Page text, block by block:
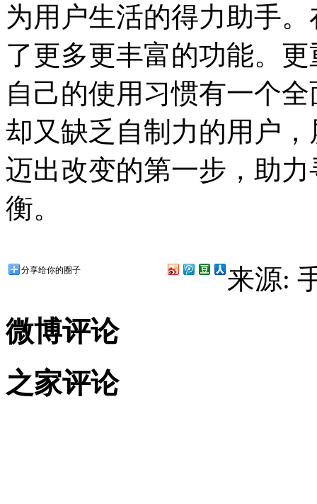
为用户生活的得力助手
了更多更丰富的功能。
自己的使用习惯有一个
却又缺乏自制力的用户
迈出改变的第一步，助
衡。
分享给你的圈子 来源:
微博评论
之家评论